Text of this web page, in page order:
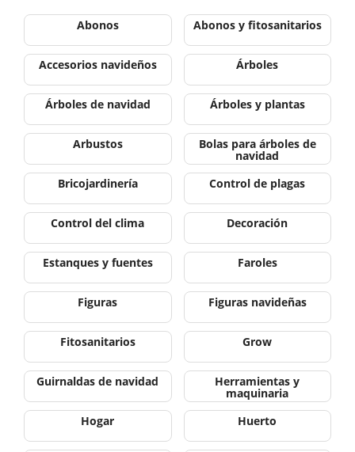
Abonos Abonos y fitosanitarios
Accesorios navideños Árboles
Árboles de navidad Árboles y plantas
Arbustos Bolas para árboles de
navidad
Bricojardinería
Control de plagas
Control del clima Decoración
Estanques y fuentes Faroles
Figuras Figuras navideñas
Fitosanitarios Grow
Guirnaldas de navidad Herramientas y
maquinaria
Hogar
Huerto